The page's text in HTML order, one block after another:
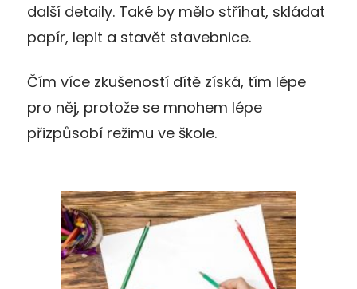
další detaily. Také by mělo stříhat, skládat
papír, lepit a stavět stavebnice.
Čím více zkušeností dítě získá, tím lépe
pro něj, protože se mnohem lépe
přizpůsobí režimu ve škole.